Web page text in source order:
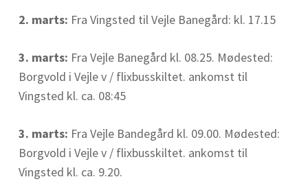
2. marts: Fra Vingsted til Vejle Banegård: kl. 17.15
3. marts: Fra Vejle Banegård kl. 08.25. Mødested:
Borgvold i Vejle v / flixbusskiltet. ankomst til
Vingsted kl. ca. 08:45
3. marts: Fra Vejle Bandegård kl. 09.00. Mødested:
Borgvold i Vejle v / flixbusskiltet. ankomst til
Vingsted kl. ca. 9.20.